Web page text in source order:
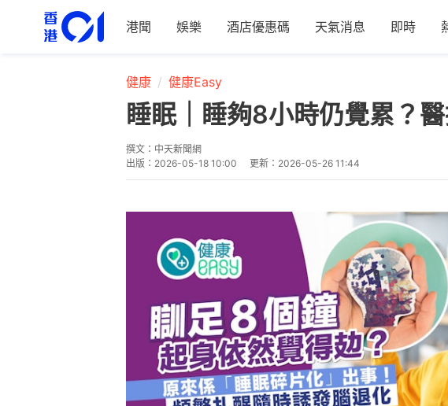
港聞 娛樂 酒店優惠碼 天氣消息 即時
健康 健康Easy
睡眠｜睡夠8小時仍覺累？
撰文： 中天新聞網
出版： 2026-05-18 10:00 更新： 2026-05-26 11:44